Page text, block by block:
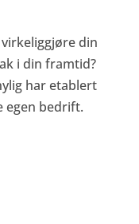
din
i din framtid?
har etablert
egen bedrift.